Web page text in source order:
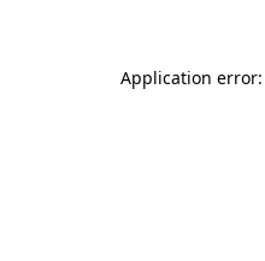
Application